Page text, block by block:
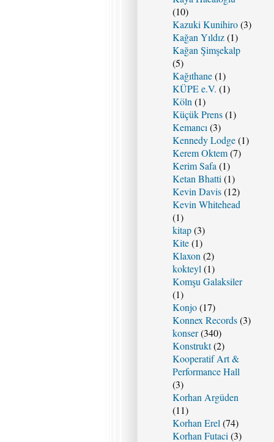
(10)
Kazuki Kunihiro(3)
Kağan Yıldız(1)
Kağan Şimşekalp
(5)
Kağıthane(1)
KÜPE e.V. (1)
Köln (1)
Küçük Prens(1)
Kemancı (3)
Kennedy Lodge(1)
Kerem Oktem(7)
Kerim Safa (1)
Ketan Bhatti (1)
Kevin Davis(12)
Kevin Whitehead
(1)
kitap(3)
Kite(1)
Klaxon (2)
kokteyl (1)
Komşu Galaksiler
(1)
Konjo(17)
Konnex Records(3)
konser(340)
Konstrukt(2)
Kooperatif Art &
Performance Hall
(3)
Korhan Argüden
(11)
Korhan Erel (74)
Korhan Futaci (3)